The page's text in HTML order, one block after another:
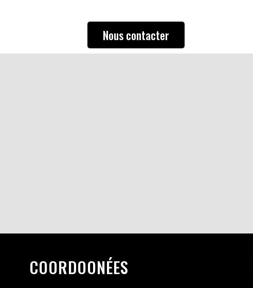
Nous contacter
COORDOONÉES